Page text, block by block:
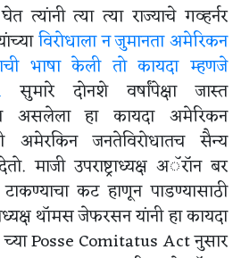
त्यांनी त्या त्या राज्याचे गव्हर्नर
विरोधाला न जुमानता अमेरिकन
भाषा केली तो कायदा म्हणजे
सुमारे दोनशे वर्षांपेक्षा जास्त
असलेला हा कायदा अमेरिकन
अमेरकिन जनतेविरोधातच सैन्य
माजी उपराष्ट्राध्यक्ष अॅरॉन बर
कट हाणून पाडण्यासाठी
थॉमस जेफरसन यांनी हा कायदा
च्या Posse Comitatus Act नुसार